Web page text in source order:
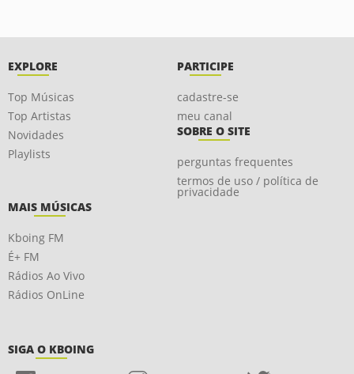
EXPLORE
Top Músicas
Top Artistas
Novidades
Playlists
PARTICIPE
cadastre-se
meu canal
SOBRE O SITE
perguntas frequentes
termos de uso / política de
privacidade
MAIS MÚSICAS
Kboing FM
É+ FM
Rádios Ao Vivo
Rádios OnLine
SIGA O KBOING